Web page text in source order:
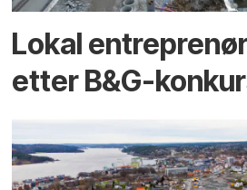
Lokal
etter B&G-